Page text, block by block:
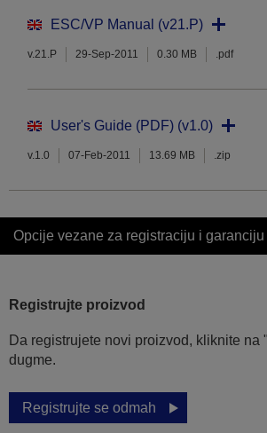
ESC/VP Manual (v21.P)
v.21.P 29-Sep-2011 0.30 MB .pdf
User's Guide (PDF) (v1.0)
v.1.0 07-Feb-2011 13.69 MB .zip
Opcije vezane za registraciju i garanciju
Registrujte proizvod
Da registrujete novi proizvod, kliknite na
dugme.
Registrujte se odmah